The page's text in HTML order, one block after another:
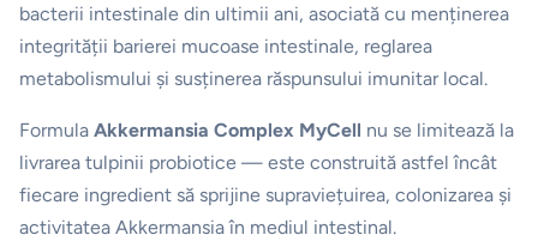
bacterii intestinale din ultimii ani, asociată cu menținerea
integrității barierei mucoase intestinale, reglarea
metabolismului și susținerea răspunsului imunitar local.
Formula Akkermansia Complex MyCell nu se limitează la
livrarea tulpinii probiotice — este construită astfel încât
fiecare ingredient să sprijine supraviețuirea, colonizarea și
activitatea Akkermansia în mediul intestinal.